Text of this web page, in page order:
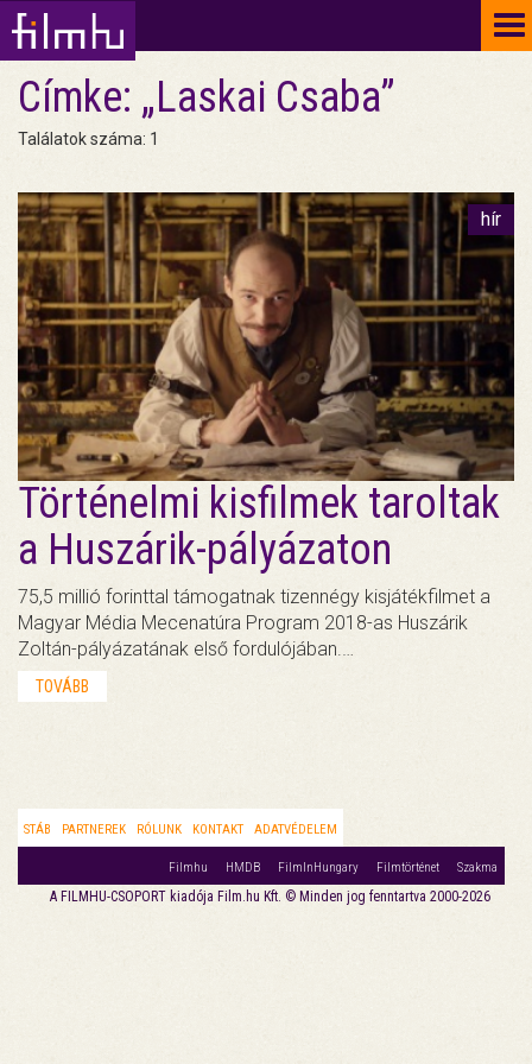
Címke: „Laskai Csaba”
Találatok száma: 1
hír
Történelmi kisfilmek taroltak
a Huszárik-pályázaton
75,5 millió forinttal támogatnak tizennégy kisjátékfilmet a
Magyar Média Mecenatúra Program 2018-as Huszárik
Zoltán-pályázatának első fordulójában.…
TOVÁBB
STÁB PARTNEREK RÓLUNK KONTAKT ADATVÉDELEM
Filmhu HMDB FilmInHungary Filmtörténet Szakma
A FILMHU-CSOPORT kiadója Film.hu Kft. © Minden jog fenntartva 2000-2026